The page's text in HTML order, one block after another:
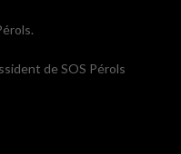
de SOS Pérols